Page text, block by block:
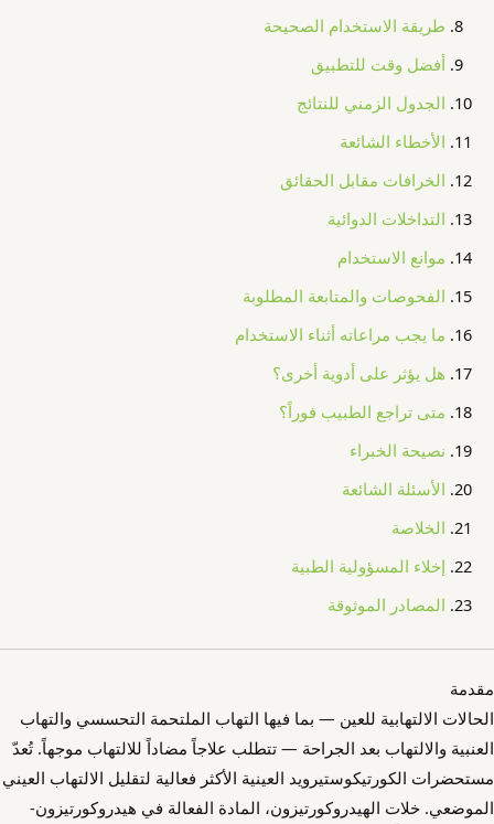
طريقة الاستخدام الصحيحة
أفضل وقت للتطبيق
الجدول الزمني للنتائج
الأخطاء الشائعة
الخرافات مقابل الحقائق
التداخلات الدوائية
موانع الاستخدام
الفحوصات والمتابعة المطلوبة
ما يجب مراعاته أثناء الاستخدام
هل يؤثر على أدوية أخرى؟
متى تراجع الطبيب فوراً؟
نصيحة الخبراء
الأسئلة الشائعة
الخلاصة
إخلاء المسؤولية الطبية
المصادر الموثوقة
مقدمة
الحالات الالتهابية للعين — بما فيها التهاب الملتحمة التحسسي والتهاب
العنبية والالتهاب بعد الجراحة — تتطلب علاجاً مضاداً للالتهاب موجهاً. تُعدّ
مستحضرات الكورتيكوستيرويد العينية الأكثر فعالية لتقليل الالتهاب العيني
الموضعي. خلات الهيدروكورتيزون، المادة الفعالة في هيدروكورتيزون-